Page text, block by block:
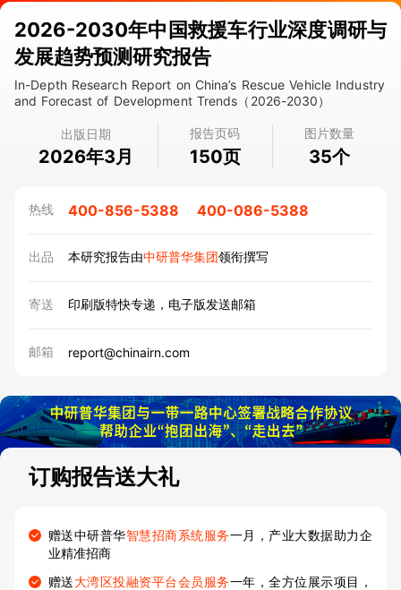
2026-2030年中国救援车行业深度调研与
发展趋势预测研究报告
In-Depth Research Report on China’s Rescue Vehicle Industry
and Forecast of Development Trends（2026-2030）
出版日期
2026年3月
报告页码
150页
图片数量
35个
热线 400-856-5388 400-086-5388
出品 本研究报告由中研普华集团领衔撰写
寄送 印刷版特快专递，电子版发送邮箱
邮箱 report@chinairn.com
订购报告送大礼
赠送中研普华智慧招商系统服务一月，产业大数据助力企
业精准招商
赠送大湾区投融资平台会员服务一年，全方位展示项目，